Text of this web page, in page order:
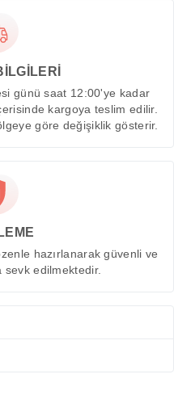
günü saat 12:00'ye kadar
kargoya teslim edilir.
göre değişiklik gösterir.
hazırlanarak güvenli ve
sevk edilmektedir.